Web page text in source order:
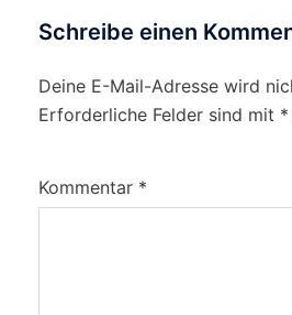
Schreibe einen
Deine E-Mail-Adresse wird
Erforderliche Felder sind mit *
Kommentar *